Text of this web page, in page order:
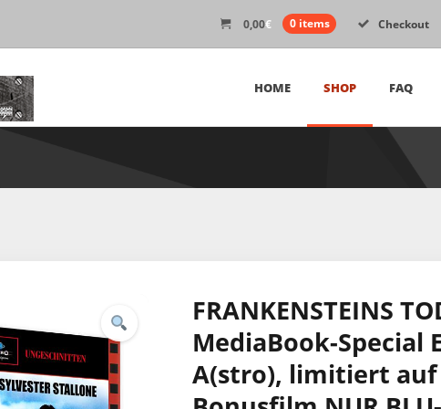
0,00€ 0 items Checkout
HOME SHOP FAQ
FRANKENSTEINS
MediaBook-Special
A(stro), limitiert auf